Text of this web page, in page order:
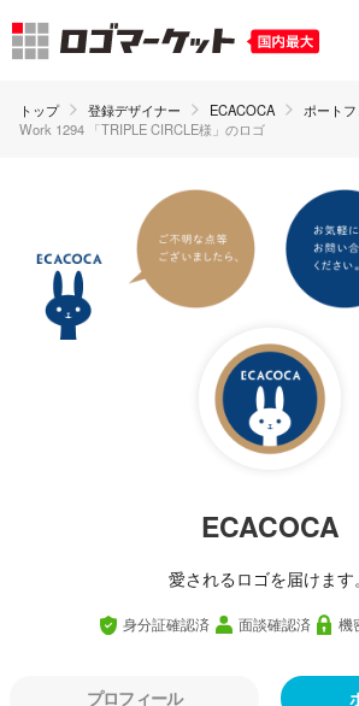
トップ 登録デザイナー ECACOCA
ポート
Work 1294 「TRIPLE CIRCLE様」のロゴ
ECACOCA
愛されるロゴを届けます。
身分証確認済 面談確認済 機
プロフィール